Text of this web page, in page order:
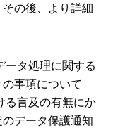
の後、より詳細
ータ処理に関する
事項について
る言及の有無にか
データ保護通知